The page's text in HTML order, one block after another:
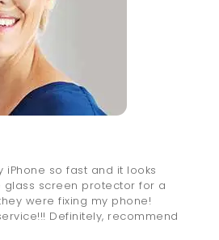
iPhone so fast and it looks
glass screen protector for a
were fixing my phone!
Definitely, recommend